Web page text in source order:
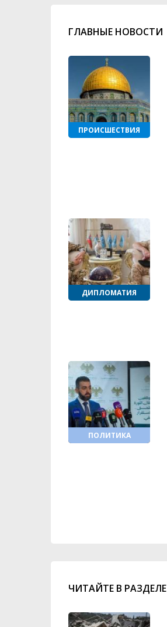
ГЛАВНЫЕ НОВОСТИ
ПРОИСШЕСТВИЯ
ДИПЛОМАТИЯ
ПОЛИТИКА
ЧИТАЙТЕ В РАЗДЕЛЕ